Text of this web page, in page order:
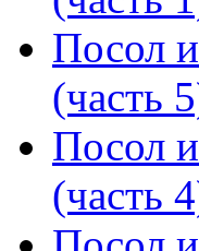
Посол
(часть
Посол
(часть